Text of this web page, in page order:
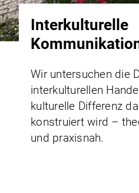
Interkulturelle
Wir untersuchen die
interkulturellen
kulturelle Differenz
konstruiert wird –
und praxisnah.